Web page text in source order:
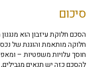
סיכום
הסכם חלוקת עיזבון הוא
חלוקה מותאמת והוגנת של
חוסך עלויות משפטיות –
להסכם כזה יש תנאים מגבילים,